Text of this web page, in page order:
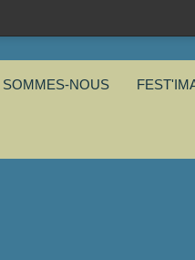
SOMMES-NOUS